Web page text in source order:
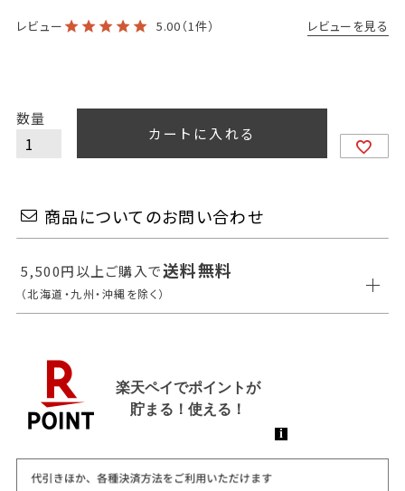
レビュー 5.00 （1件） レビューを見る
カートに入れる
商品についてのお問い合わせ
5,500円以上ご購入で送料無料
（北海道・九州・沖縄を除く）